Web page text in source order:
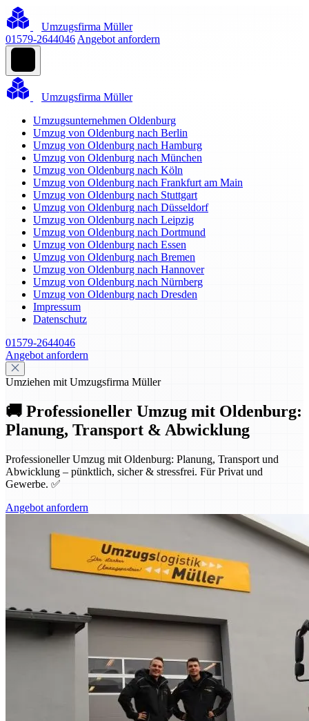
Umzugsfirma Müller
01579-2644046 Angebot anfordern
Umzugsfirma Müller
Umzugsunternehmen Oldenburg
Umzug von Oldenburg nach Berlin
Umzug von Oldenburg nach Hamburg
Umzug von Oldenburg nach München
Umzug von Oldenburg nach Köln
Umzug von Oldenburg nach Frankfurt am Main
Umzug von Oldenburg nach Stuttgart
Umzug von Oldenburg nach Düsseldorf
Umzug von Oldenburg nach Leipzig
Umzug von Oldenburg nach Dortmund
Umzug von Oldenburg nach Essen
Umzug von Oldenburg nach Bremen
Umzug von Oldenburg nach Hannover
Umzug von Oldenburg nach Nürnberg
Umzug von Oldenburg nach Dresden
Impressum
Datenschutz
01579-2644046
Angebot anfordern
Umziehen mit Umzugsfirma Müller
🚚 Professioneller Umzug mit Oldenburg:
Planung, Transport & Abwicklung
Professioneller Umzug mit Oldenburg: Planung, Transport und
Abwicklung – pünktlich, sicher & stressfrei. Für Privat und
Gewerbe. ✅
Angebot anfordern